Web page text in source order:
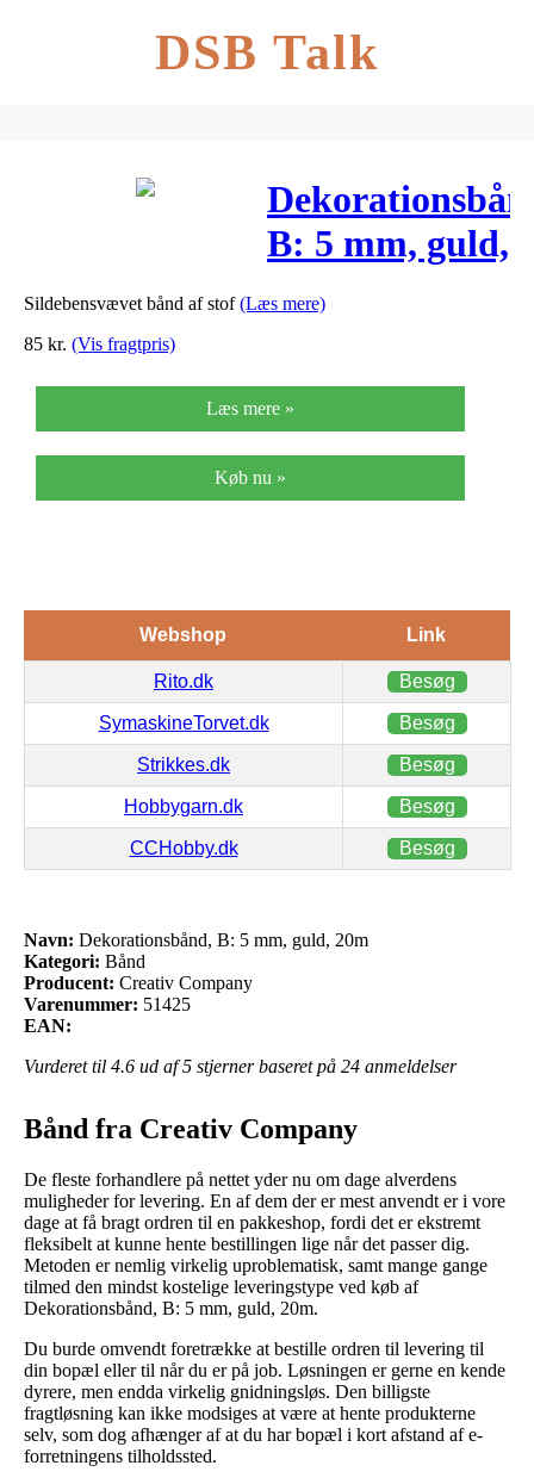
DSB Talk
B: 5 mm, guld,
20m
Sildebensvævet bånd af stof(Læs mere)
85 kr. (Vis fragtpris)
Læs mere »
Køb nu »
Webshop Link
Rito.dk Besøg
SymaskineTorvet.dk Besøg
Strikkes.dk Besøg
Hobbygarn.dk Besøg
CCHobby.dk Besøg
Navn: Dekorationsbånd, B: 5 mm, guld, 20m
Kategori: Bånd
Producent: Creativ Company
Varenummer: 51425
EAN:
Vurderet til 4.6 ud af 5 stjerner baseret på 24 anmeldelser
Bånd fra Creativ Company
De fleste forhandlere på nettet yder nu om dage alverdens
muligheder for levering. En af dem der er mest anvendt er i vore
dage at få bragt ordren til en pakkeshop, fordi det er ekstremt
fleksibelt at kunne hente bestillingen lige når det passer dig.
Metoden er nemlig virkelig uproblematisk, samt mange gange
tilmed den mindst kostelige leveringstype ved køb af
Dekorationsbånd, B: 5 mm, guld, 20m.
Du burde omvendt foretrække at bestille ordren til levering til
din bopæl eller til når du er på job. Løsningen er gerne en kende
dyrere, men endda virkelig gnidningsløs. Den billigste
fragtløsning kan ikke modsiges at være at hente produkterne
selv, som dog afhænger af at du har bopæl i kort afstand af e-
forretningens tilholdssted.